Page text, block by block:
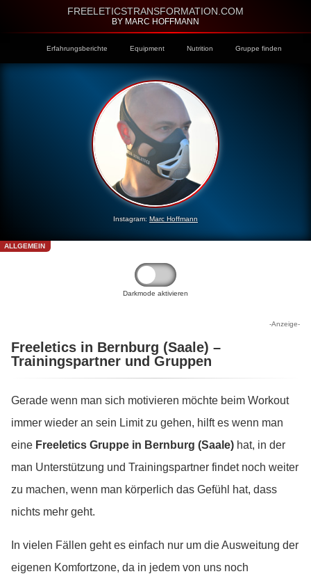
FREELETICSTRANSFORMATION.COM
BY MARC HOFFMANN
Erfahrungsberichte Equipment Nutrition Gruppe finden
Instagram: Marc Hoffmann
ALLGEMEIN
Darkmode aktivieren
-Anzeige-
Freeletics in Bernburg (Saale) –
Trainingspartner und Gruppen
Gerade wenn man sich motivieren möchte beim Workout
immer wieder an sein Limit zu gehen, hilft es wenn man
eine Freeletics Gruppe in Bernburg (Saale) hat, in der
man Unterstützung und Trainingspartner findet noch weiter
zu machen, wenn man körperlich das Gefühl hat, dass
nichts mehr geht.
In vielen Fällen geht es einfach nur um die Ausweitung der
eigenen Komfortzone, da in jedem von uns noch